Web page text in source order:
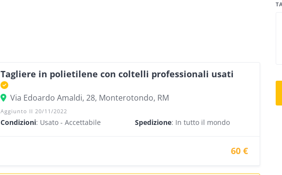
Tagliere in polietilene con coltelli professionali usati
Via Edoardo Amaldi, 28, Monterotondo, RM
Aggiunto Il 20/11/2022
Condizioni: Usato - Accettabile Spedizione: In tutto il mondo
60 €